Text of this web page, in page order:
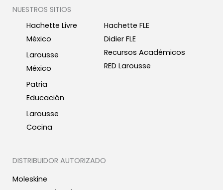
NUESTROS SITIOS
Hachette Livre
México
Larousse
México
Patria
Educación
Larousse
Cocina
Hachette FLE
Didier FLE
Recursos Académicos
RED Larousse
DISTRIBUIDOR AUTORIZADO
Moleskine